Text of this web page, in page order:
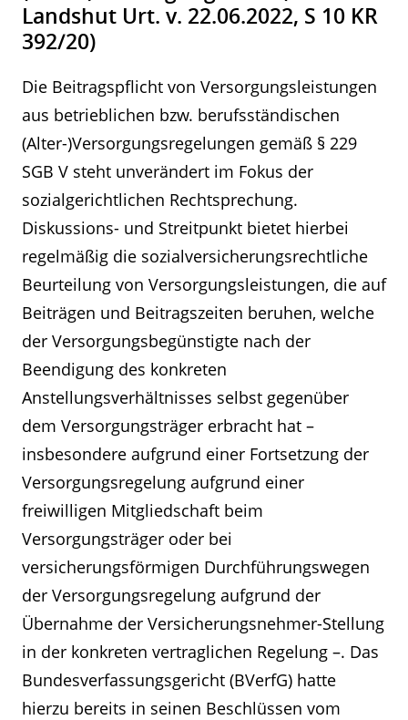
Landshut Urt. v. 22.06.2022, S 10 KR
392/20)
Die Beitragspflicht von Versorgungsleistungen
aus betrieblichen bzw. berufsständischen
(Alter-)Versorgungsregelungen gemäß § 229
SGB V steht unverändert im Fokus der
sozialgerichtlichen Rechtsprechung.
Diskussions- und Streitpunkt bietet hierbei
regelmäßig die sozialversicherungsrechtliche
Beurteilung von Versorgungsleistungen, die auf
Beiträgen und Beitragszeiten beruhen, welche
der Versorgungsbegünstigte nach der
Beendigung des konkreten
Anstellungsverhältnisses selbst gegenüber
dem Versorgungsträger erbracht hat –
insbesondere aufgrund einer Fortsetzung der
Versorgungsregelung aufgrund einer
freiwilligen Mitgliedschaft beim
Versorgungsträger oder bei
versicherungsförmigen Durchführungswegen
der Versorgungsregelung aufgrund der
Übernahme der Versicherungsnehmer-Stellung
in der konkreten vertraglichen Regelung –. Das
Bundesverfassungsgericht (BVerfG) hatte
hierzu bereits in seinen Beschlüssen vom